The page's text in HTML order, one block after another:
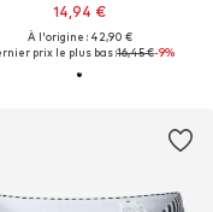
14,94 €
À l'origine : 42,90 €
prix le plus bas :16,45 €-9%